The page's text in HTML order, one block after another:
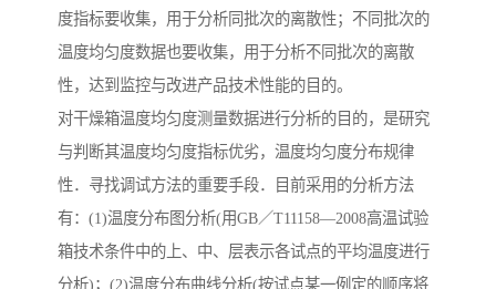
度指标要收集，用于分析同批次的离散性；不同批次的
温度均匀度数据也要收集，用于分析不同批次的离散
性，达到监控与改进产品技术性能的目的。
对干燥箱温度均匀度测量数据进行分析的目的，是研究
与判断其温度均匀度指标优劣，温度均匀度分布规律
性．寻找调试方法的重要手段．目前采用的分析方法
有：(1)温度分布图分析(用GB／T11158—2008高温试验
箱技术条件中的上、中、层表示各试点的平均温度进行
分析)；(2)温度分布曲线分析(按试点某一例定的顺序将